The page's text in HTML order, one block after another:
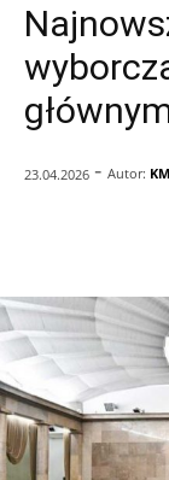
23.04.2026 - Autor: KM